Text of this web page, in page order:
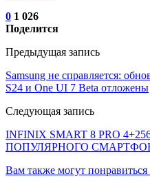
0 1 026
Поделится
Предыдущая запись
Samsung не справляется:
S24 и One UI 7 Beta отложены
Следующая запись
INFINIX SMART 8 PRO
ПОПУЛЯРНОГО
Вам также могут понравиться